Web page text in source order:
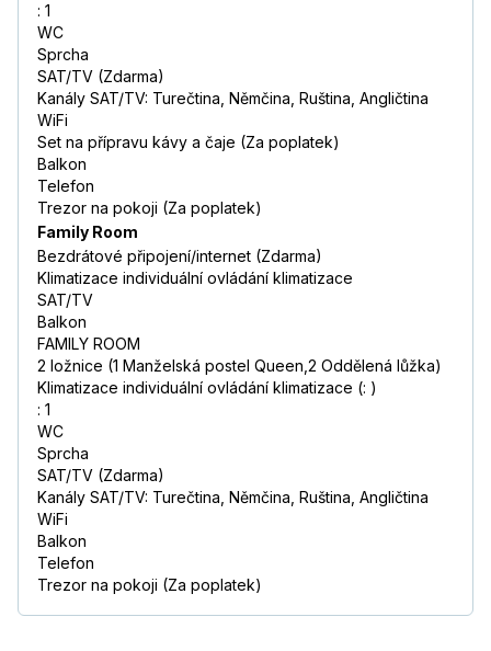
: 1
WC
Sprcha
SAT/TV (Zdarma)
Kanály SAT/TV: Turečtina, Němčina, Ruština, Angličtina
WiFi
Set na přípravu kávy a čaje (Za poplatek)
Balkon
Telefon
Trezor na pokoji (Za poplatek)
Family Room
Bezdrátové připojení/internet (Zdarma)
Klimatizace individuální ovládání klimatizace
SAT/TV
Balkon
FAMILY ROOM
2 ložnice (1 Manželská postel Queen,2 Oddělená lůžka)
Klimatizace individuální ovládání klimatizace (: )
: 1
WC
Sprcha
SAT/TV (Zdarma)
Kanály SAT/TV: Turečtina, Němčina, Ruština, Angličtina
WiFi
Balkon
Telefon
Trezor na pokoji (Za poplatek)